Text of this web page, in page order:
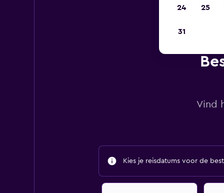
Vind
Kies je reisdatums voor de
24 25
31